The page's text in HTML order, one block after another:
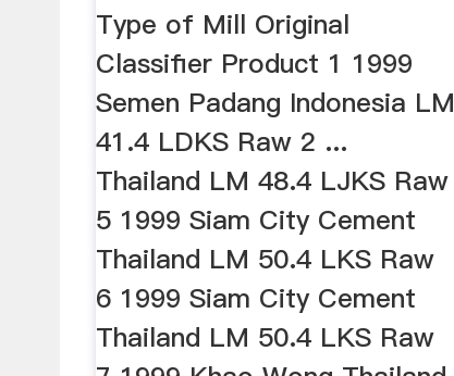
Type of Mill Original
Classifier Product 1 1999
Semen Padang Indonesia LM
41.4 LDKS Raw 2 ...
Thailand LM 48.4 LJKS Raw
5 1999 Siam City Cement
Thailand LM 50.4 LKS Raw
6 1999 Siam City Cement
Thailand LM 50.4 LKS Raw